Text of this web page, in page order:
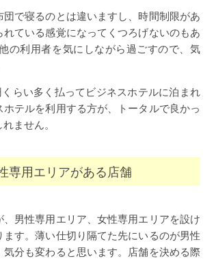
で寝るのとは違いますし、時間制限があ
れている感覚になってくつろげないのもあ
の利用者を気にしながら過ごすので、気
らい多く払ってビジネスホテルに泊まれ
ホテルを利用する方が、トータルで良かっ
ません。
専用エリアがある店舗
、男性専用エリア、女性専用エリアを設け
す。薄い仕切り隔てた先にいるのが男性
分も変わると思います。店舗を決める際